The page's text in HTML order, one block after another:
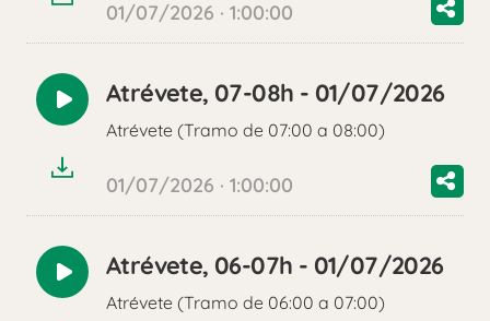
01/07/2026 · 1:00:00
Reproducir
audio
Atrévete, 07-08h - 01/07/2026
Atrévete (Tramo de 07:00 a 08:00)
01/07/2026 · 1:00:00
Reproducir
audio
Atrévete, 06-07h - 01/07/2026
Atrévete (Tramo de 06:00 a 07:00)